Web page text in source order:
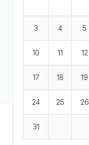
3 4 5
10 11 12
17 18 19
24 25 26
31